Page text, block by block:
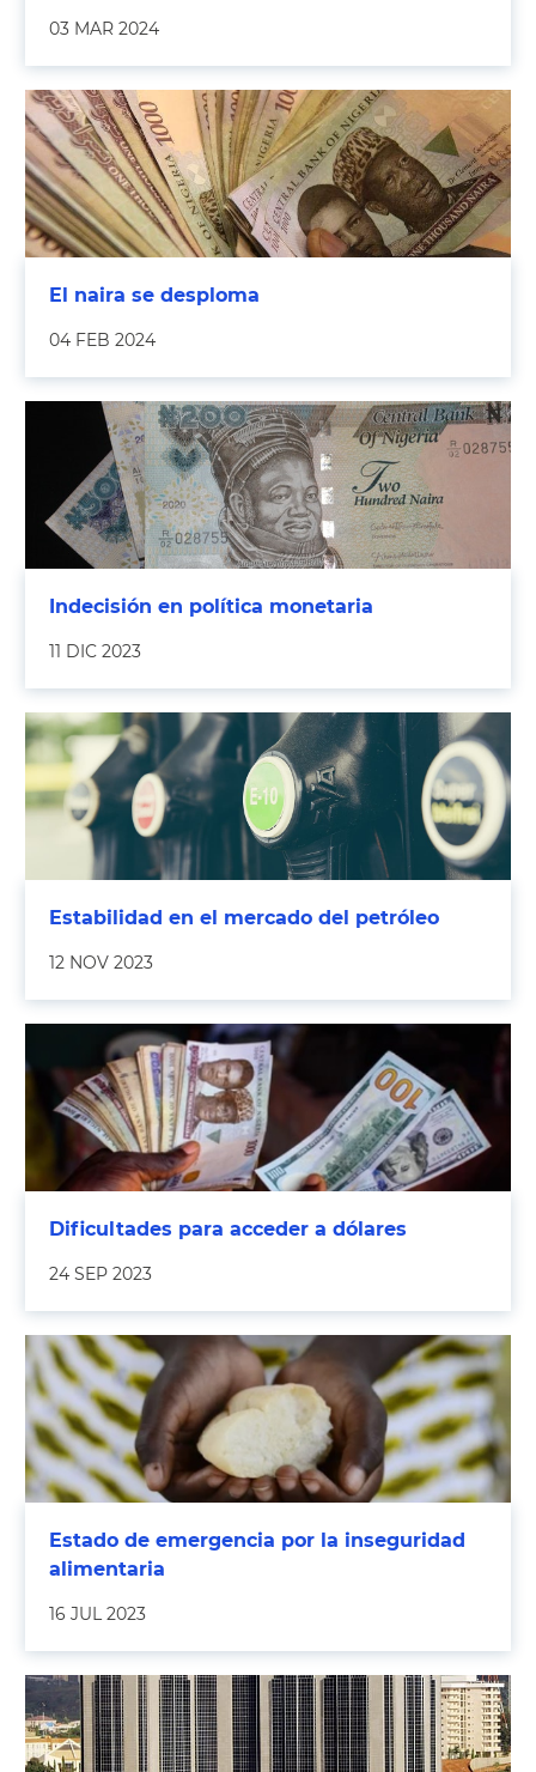
03 MAR 2024
El naira se desploma
04 FEB 2024
Indecisión en política monetaria
11 DIC 2023
Estabilidad en el mercado del petróleo
12 NOV 2023
Dificultades para acceder a dólares
24 SEP 2023
Estado de emergencia por la inseguridad
alimentaria
16 JUL 2023